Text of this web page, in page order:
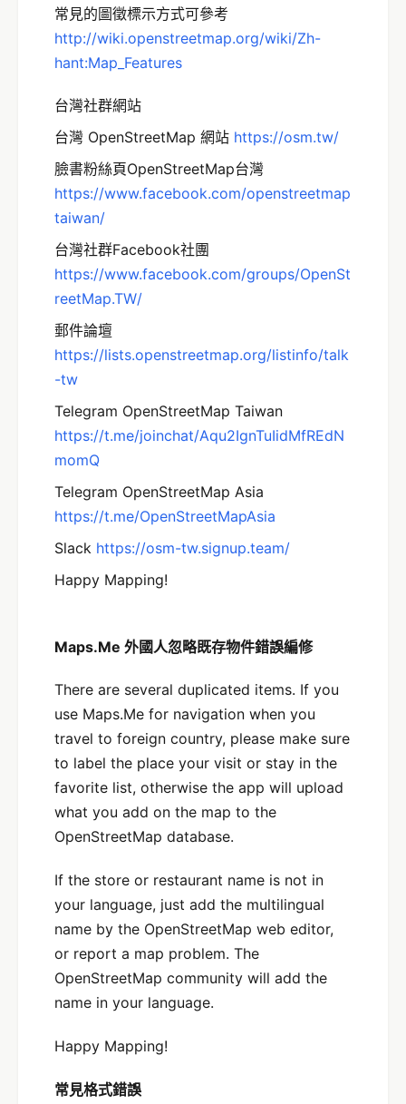
常見的圖徵標示方式可參考
http://wiki.openstreetmap.org/wiki/Zh-
hant:Map_Features
台灣社群網站
台灣 OpenStreetMap 網站 https://osm.tw/
臉書粉絲頁OpenStreetMap台灣
https://www.facebook.com/openstreetmap
taiwan/
台灣社群Facebook社團
https://www.facebook.com/groups/OpenSt
reetMap.TW/
郵件論壇
https://lists.openstreetmap.org/listinfo/talk
-tw
Telegram OpenStreetMap Taiwan
https://t.me/joinchat/Aqu2IgnTuIidMfREdN
momQ
Telegram OpenStreetMap Asia
https://t.me/OpenStreetMapAsia
Slack https://osm-tw.signup.team/
Happy Mapping!
Maps.Me 外國人忽略既存物件錯誤編修
There are several duplicated items. If you
use Maps.Me for navigation when you
travel to foreign country, please make sure
to label the place your visit or stay in the
favorite list, otherwise the app will upload
what you add on the map to the
OpenStreetMap database.
If the store or restaurant name is not in
your language, just add the multilingual
name by the OpenStreetMap web editor,
or report a map problem. The
OpenStreetMap community will add the
name in your language.
Happy Mapping!
常見格式錯誤